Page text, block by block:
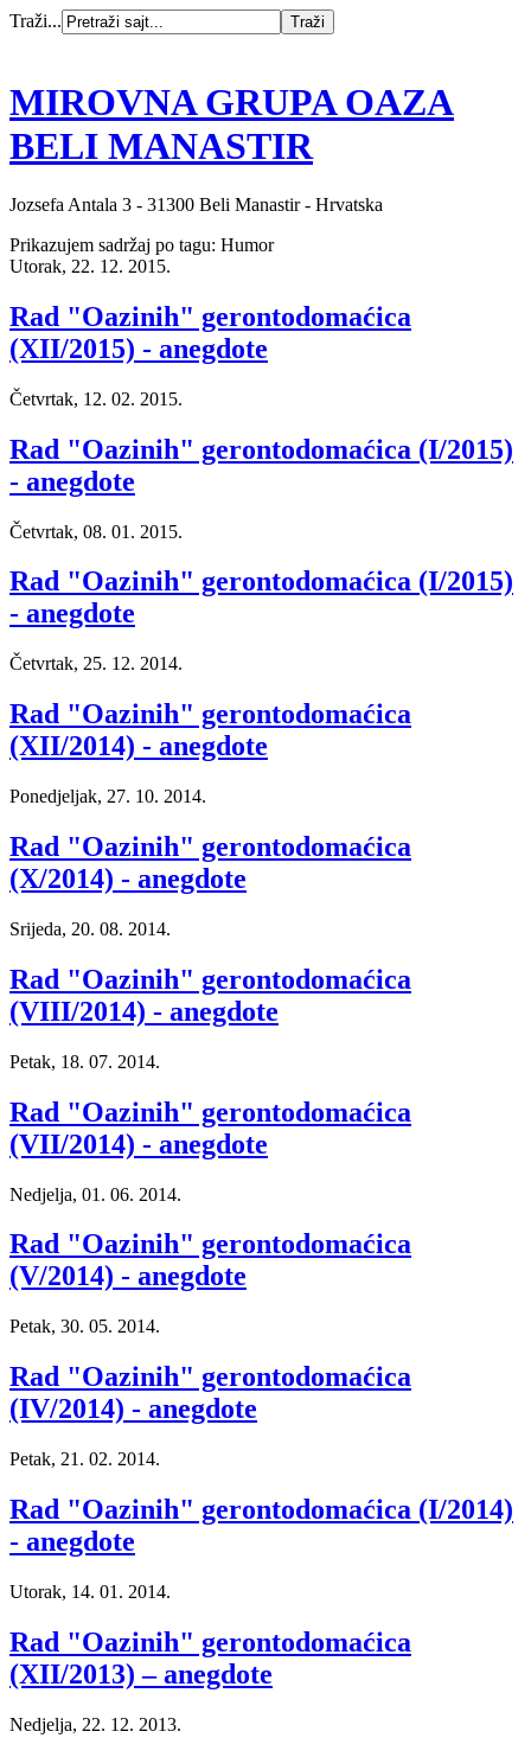
Traži...
MIROVNA GRUPA OAZA
BELI MANASTIR
Jozsefa Antala 3 - 31300 Beli Manastir - Hrvatska
Prikazujem sadržaj po tagu: Humor
Utorak, 22. 12. 2015.
Rad "Oazinih" gerontodomaćica
(XII/2015) - anegdote
Četvrtak, 12. 02. 2015.
Rad "Oazinih" gerontodomaćica (I/2015)
- anegdote
Četvrtak, 08. 01. 2015.
Rad "Oazinih" gerontodomaćica (I/2015)
- anegdote
Četvrtak, 25. 12. 2014.
Rad "Oazinih" gerontodomaćica
(XII/2014) - anegdote
Ponedjeljak, 27. 10. 2014.
Rad "Oazinih" gerontodomaćica
(X/2014) - anegdote
Srijeda, 20. 08. 2014.
Rad "Oazinih" gerontodomaćica
(VIII/2014) - anegdote
Petak, 18. 07. 2014.
Rad "Oazinih" gerontodomaćica
(VII/2014) - anegdote
Nedjelja, 01. 06. 2014.
Rad "Oazinih" gerontodomaćica
(V/2014) - anegdote
Petak, 30. 05. 2014.
Rad "Oazinih" gerontodomaćica
(IV/2014) - anegdote
Petak, 21. 02. 2014.
Rad "Oazinih" gerontodomaćica (I/2014)
- anegdote
Utorak, 14. 01. 2014.
Rad "Oazinih" gerontodomaćica
(XII/2013) – anegdote
Nedjelja, 22. 12. 2013.